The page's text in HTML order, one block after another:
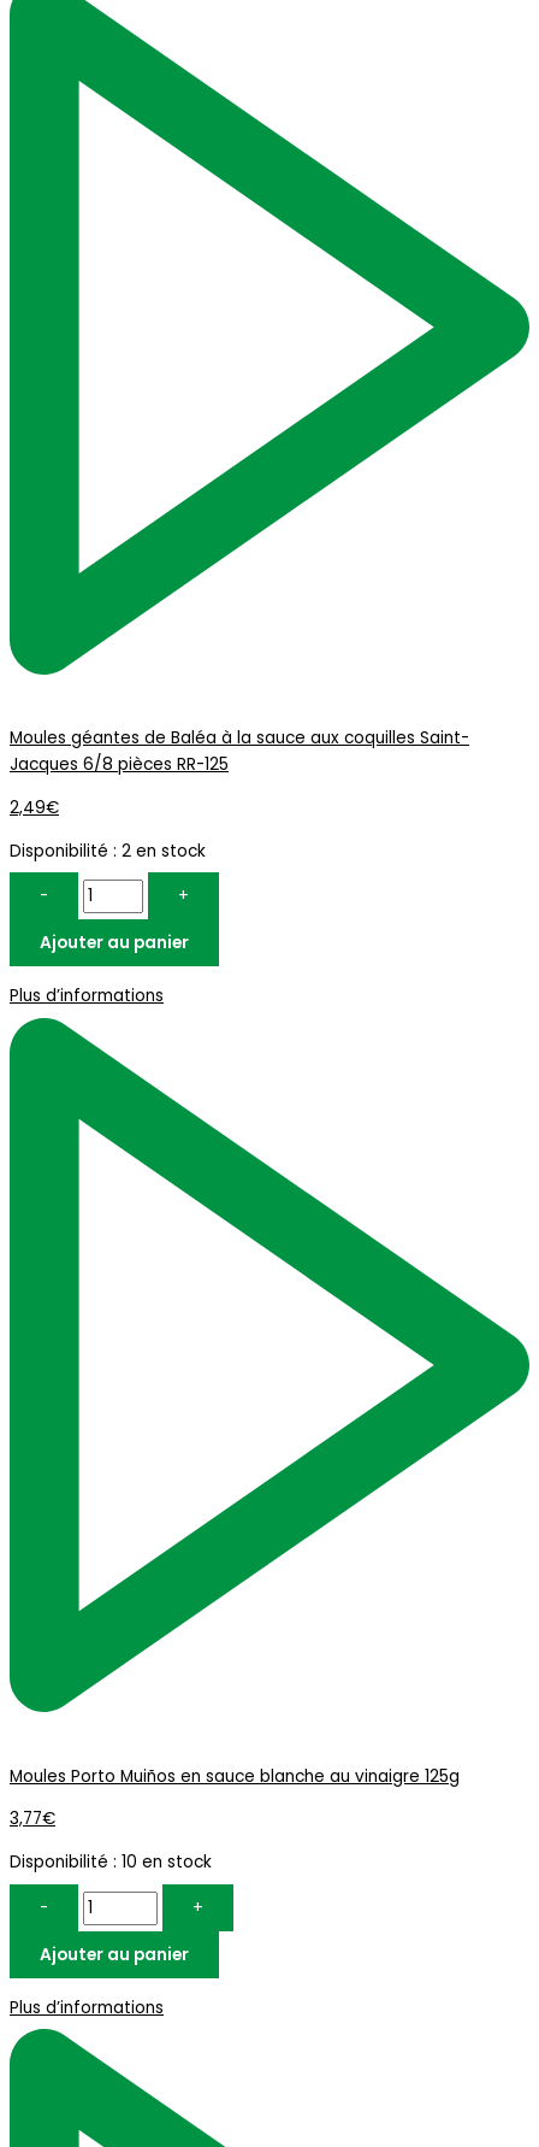
Moules géantes de Baléa à la sauce aux coquilles Saint-
Jacques 6/8 pièces RR-125
2,49€
Disponibilité : 2 en stock
-
+
Ajouter au panier
Plus d’informations
Moules Porto Muiños en sauce blanche au vinaigre 125g
3,77€
Disponibilité : 10 en stock
-
+
Ajouter au panier
Plus d’informations